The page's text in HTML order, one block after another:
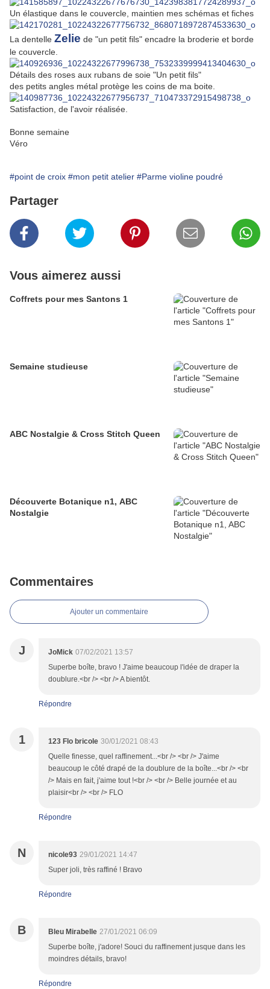
Un élastique dans le couvercle, maintien mes schémas et fiches
La dentelle Zelie de "un petit fils" encadre la broderie et borde
le couvercle.
Détails des roses aux rubans de soie "Un petit fils"
des petits angles métal protège les coins de ma boite.
Satisfaction, de l'avoir réalisée.
Bonne semaine
Véro
#point de croix #mon petit atelier #Parme violine poudré
Partager
Vous aimerez aussi
Coffrets pour mes Santons 1
Semaine studieuse
ABC Nostalgie & Cross Stitch Queen
Découverte Botanique n1, ABC
Nostalgie
Commentaires
Ajouter un commentaire
J JoMick 07/02/2021 13:57
Superbe boîte, bravo ! J'aime beaucoup l'idée de draper la
doublure.<br /> <br /> A bientôt.
Répondre
1 123 Flo bricole 30/01/2021 08:43
Quelle finesse, quel raffinement...<br /> <br /> J'aime
beaucoup le côté drapé de la doublure de la boîte...<br /> <br
/> Mais en fait, j'aime tout !<br /> <br /> Belle journée et au
plaisir<br /> <br /> FLO
Répondre
N nicole93 29/01/2021 14:47
Super joli, très raffiné ! Bravo
Répondre
B Bleu Mirabelle 27/01/2021 06:09
Superbe boîte, j'adore! Souci du raffinement jusque dans les
moindres détails, bravo!
Répondre